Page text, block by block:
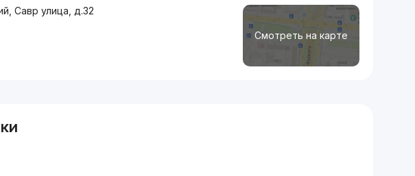
Смотреть на карте
Савр улица, д.32